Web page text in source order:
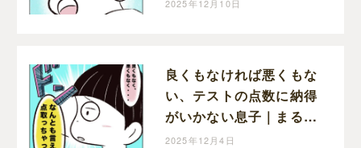
2025年12月10日
良くもなければ悪くもな
い、テストの点数に納得
がいかない息子｜まるの
育児絵日記
2025年12月4日